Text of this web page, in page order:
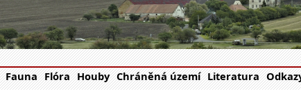
Fauna Flóra Houby Chráněná území Literatura